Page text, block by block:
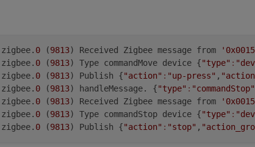
zigbee. 0 (9813) Received Zigbee message from
zigbee. 0 (9813) Type commandMove device {"type" :
zigbee. 0 (9813) Publish {"action" : "up-press" ,
zigbee. 0 (9813) handleMessage. {"type" : "commandStop"
zigbee. 0 (9813) Received Zigbee message from
zigbee. 0 (9813) Type commandStop device {"type" :
zigbee. 0 (9813) Publish {"action" : "stop" ,